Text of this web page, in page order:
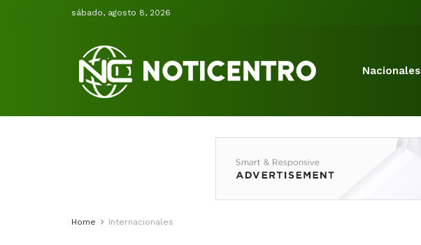
sábado, agosto 8, 2026
Nacionales
Home Internacionales